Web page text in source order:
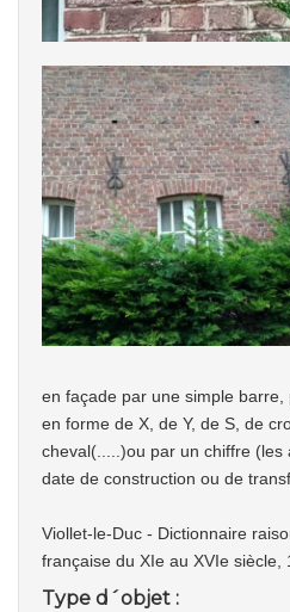
en façade par une simple
en forme de X, de Y, de S, de
cheval(.....)ou par un chiffre (les
date de construction ou de
Viollet-le-Duc - Dictionnaire
française du XIe au XVIe
Type d´objet :